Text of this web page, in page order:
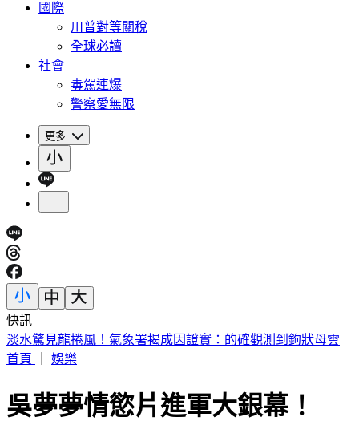
國際
川普對等關稅
全球必讀
社會
毒駕連爆
警察愛無限
更多
快訊
父親節曬抱兒舊照！王世堅年輕帥樣網驚呼
首頁
娛樂
吳夢夢情慾片進軍大銀幕！